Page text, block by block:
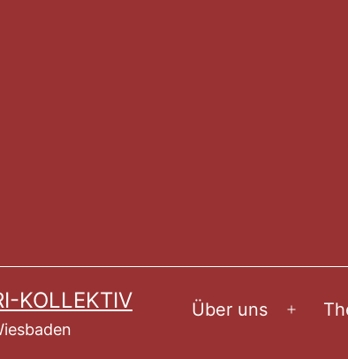
KOLLEKTIV Über uns
Menü